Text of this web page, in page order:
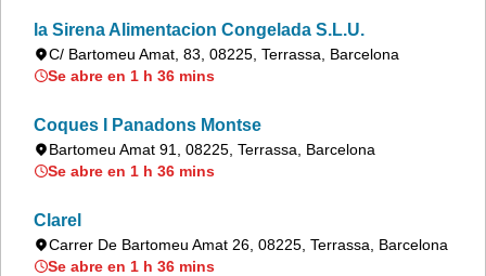
la Sirena Alimentacion Congelada S.L.U.
C/ Bartomeu Amat, 83, 08225, Terrassa, Barcelona
Se abre en 1 h 36 mins
Coques I Panadons Montse
Bartomeu Amat 91, 08225, Terrassa, Barcelona
Se abre en 1 h 36 mins
Clarel
Carrer De Bartomeu Amat 26, 08225, Terrassa, Barcelona
Se abre en 1 h 36 mins